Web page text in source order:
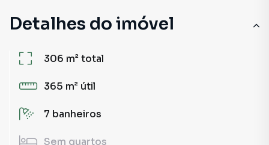
Detalhes do imóvel
306 m²total
365 m² útil
7 banheiros
Sem quartos